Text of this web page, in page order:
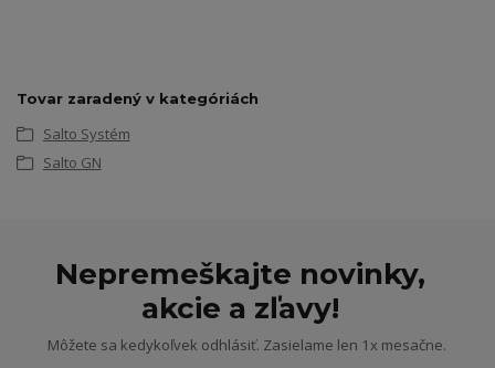
Tovar zaradený v kategóriách
Salto Systém
Salto GN
Nepremeškajte novinky,
akcie a zľavy!
Môžete sa kedykoľvek odhlásiť. Zasielame len 1x mesačne.